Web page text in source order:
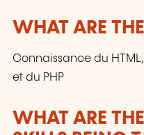
WHAT ARE
Connaissance du
et du PHP
WHAT ARE